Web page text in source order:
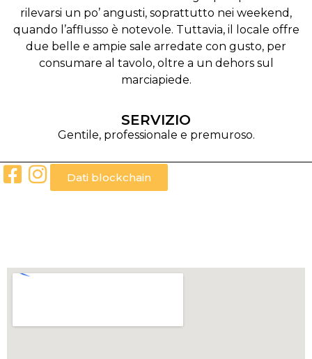
rilevarsi un po’ angusti, soprattutto nei weekend,
quando l’afflusso è notevole. Tuttavia, il locale offre
due belle e ampie sale arredate con gusto, per
consumare al tavolo, oltre a un dehors sul
marciapiede.
SERVIZIO
Gentile, professionale e premuroso.
Dati blockchain